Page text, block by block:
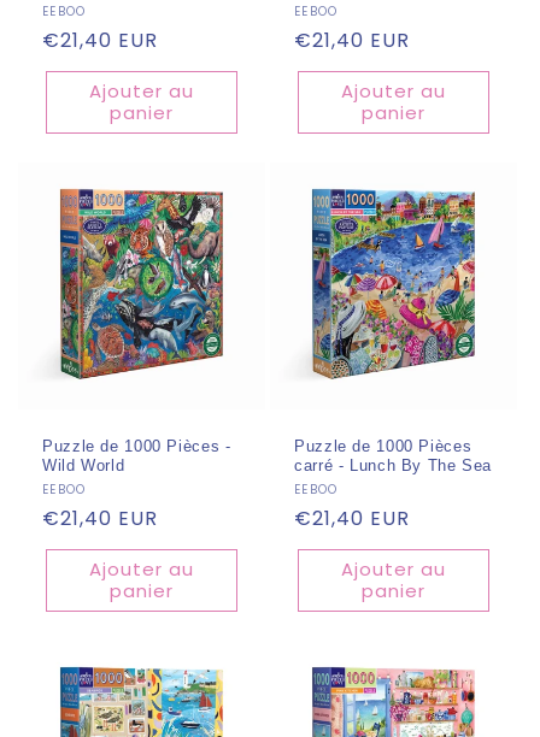
Fournisseur :
EEBOO
Prix
habituel
€21,40 EUR
Ajouter au
panier
Fournisseur :
EEBOO
Prix
habituel
€21,40 EUR
Ajouter au
panier
Puzzle de 1000 Pièces -
Wild World
Fournisseur :
EEBOO
Prix
habituel
€21,40 EUR
Ajouter au
panier
Puzzle de 1000 Pièces
carré - Lunch By The Sea
Fournisseur :
EEBOO
Prix
habituel
€21,40 EUR
Ajouter au
panier